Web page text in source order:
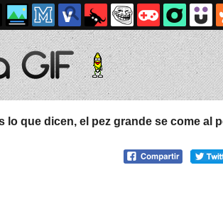
lo que dicen, el pez grande se come al